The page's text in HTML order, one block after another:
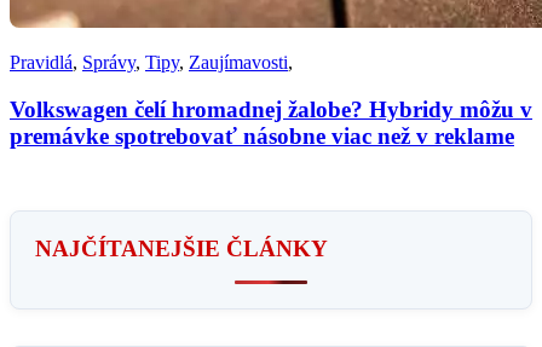
Pravidlá, Správy, Tipy, Zaujímavosti,
Volkswagen čelí hromadnej žalobe? Hybridy môžu v
premávke spotrebovať násobne viac než v reklame
NAJČÍTANEJŠIE ČLÁNKY